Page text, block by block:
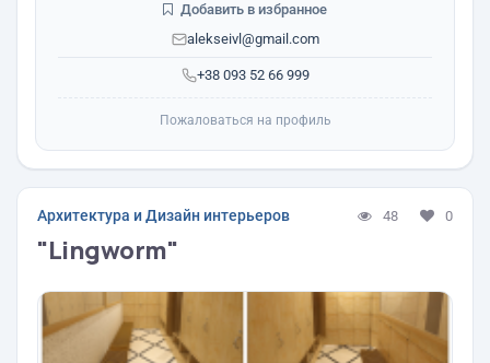
+38 093 52 66 999
alekseivl@gmail.com
Добавить в избранное
Пожаловаться на профиль
Архитектура и Дизайн интерьеров 48 0
"Lingworm"